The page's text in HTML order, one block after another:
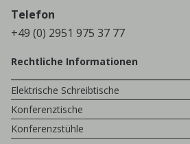
Telefon
+49 (0) 2951 975 37 77
Rechtliche Informationen
Elektrische Schreibtische
Konferenztische
Konferenzstühle